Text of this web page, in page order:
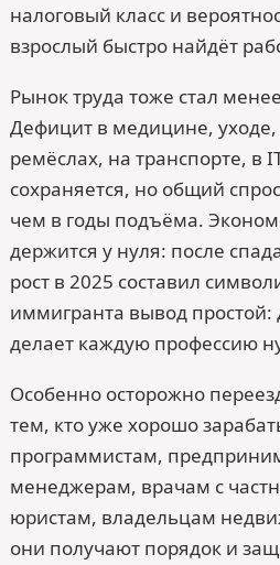
налоговый класс и
взрослый быстро найдёт
Рынок труда тоже стал
Дефицит в медицине,
ремёслах, на транспорте, в
сохраняется, но общий
чем в годы подъёма.
держится у нуля: после
рост в 2025 составил
иммигранта вывод простой:
делает каждую профессию
Особенно осторожно
тем, кто уже хорошо
программистам,
менеджерам, врачам с
юристам, владельцам
они получают порядок и